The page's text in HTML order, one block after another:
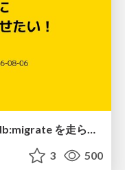
モノリス Rails でも日中に rails db:migrate を走らせたい！ / Daytime rails db:migrate on Monolithic Rails!
3 500